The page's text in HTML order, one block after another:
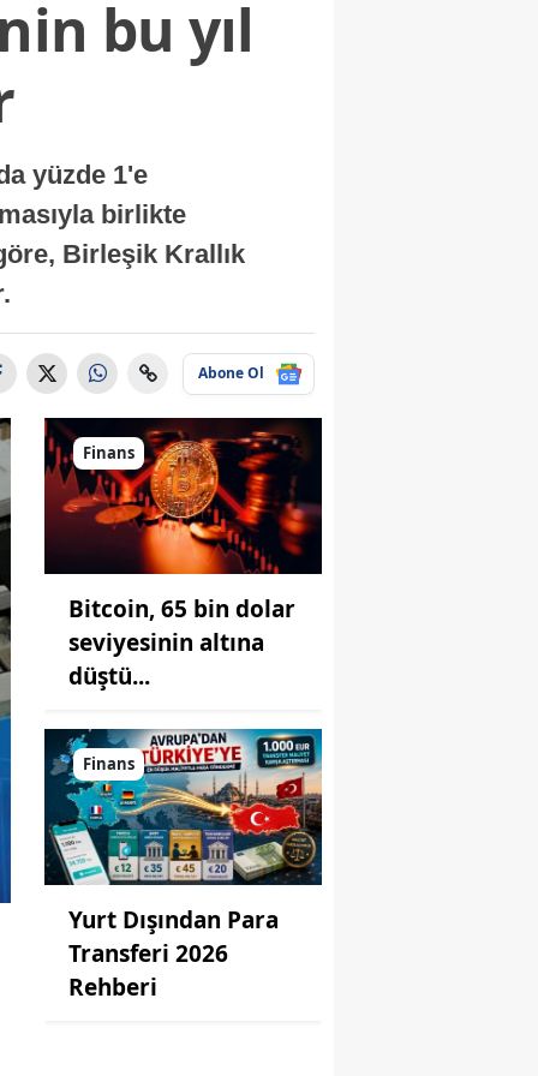
bu yıl
yüzde 1'e
birlikte
Birleşik Krallık
Abone Ol
Finans
Bitcoin, 65 bin dolar
seviyesinin altına
düştü...
Finans
Yurt Dışından Para
Transferi 2026
Rehberi